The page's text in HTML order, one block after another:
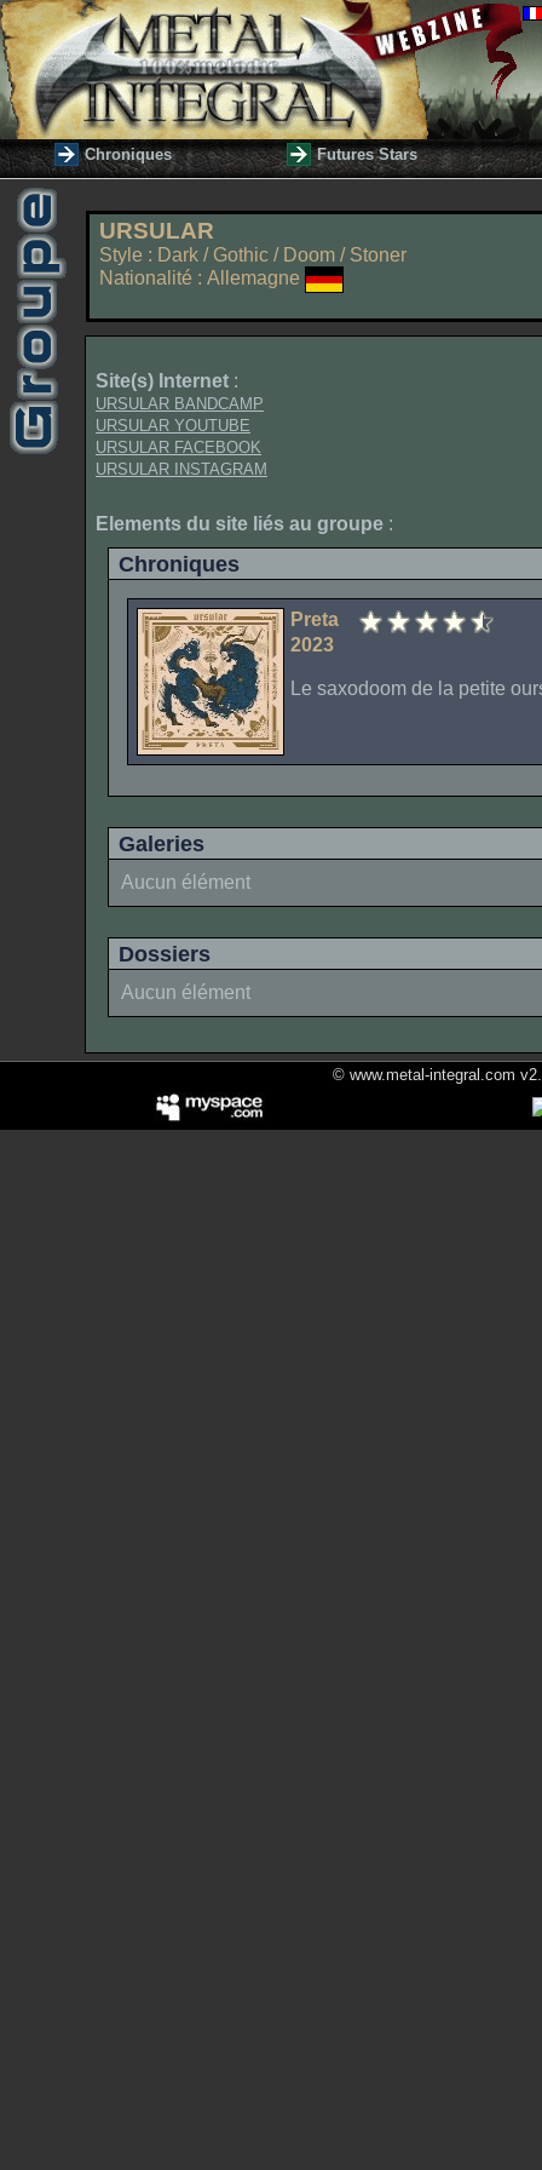
Chroniques Futures Stars
URSULAR
Style : Dark / Gothic / Doom / Stoner
Nationalité : Allemagne
Site(s) Internet :
URSULAR BANDCAMP
URSULAR YOUTUBE
URSULAR FACEBOOK
URSULAR INSTAGRAM
Elements du site liés au groupe :
Chroniques
Preta
2023
Le saxodoom de la petite
Galeries
Aucun élément
Dossiers
Aucun élément
© www.metal-integral.com